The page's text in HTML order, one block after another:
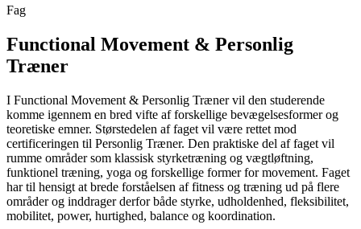
Fag
Functional Movement & Personlig
Træner
I Functional Movement & Personlig Træner vil den studerende
komme igennem en bred vifte af forskellige bevægelsesformer og
teoretiske emner. Størstedelen af faget vil være rettet mod
certificeringen til Personlig Træner. Den praktiske del af faget vil
rumme områder som klassisk styrketræning og vægtløftning,
funktionel træning, yoga og forskellige former for movement. Faget
har til hensigt at brede forståelsen af fitness og træning ud på flere
områder og inddrager derfor både styrke, udholdenhed, fleksibilitet,
mobilitet, power, hurtighed, balance og koordination.